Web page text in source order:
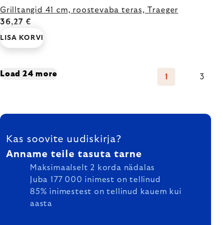
Grilltangid 41 cm, roostevaba teras, Traeger
36,27 €
LISA KORVI
Listing
Load 24 more
Pagination
1 3
FOOTER
Kas soovite uudiskirja?
Anname teile tasuta tarne
Maksimaalselt 2 korda nädalas
Juba 177 000 inimest on tellinud
85% inimestest on tellinud kauem kui
aasta